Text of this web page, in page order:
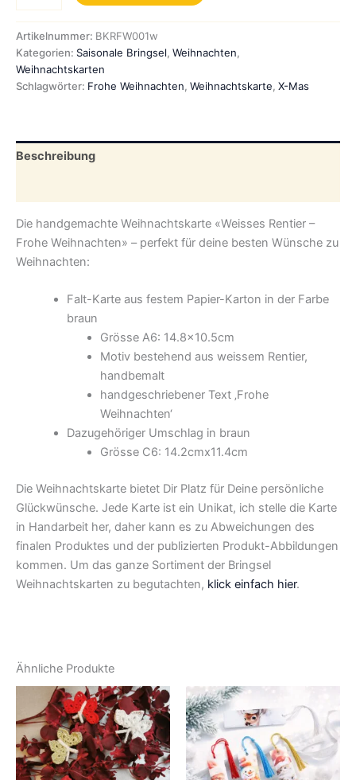
Rentier
-
Frohe
Weihnachten"
Menge
Artikelnummer: BKRFW001w
Kategorien: Saisonale Bringsel, Weihnachten,
Weihnachtskarten
Schlagwörter: Frohe Weihnachten, Weihnachtskarte, X-Mas
Beschreibung
Die handgemachte Weihnachtskarte «Weisses Rentier –
Frohe Weihnachten» – perfekt für deine besten Wünsche zu
Weihnachten:
Falt-Karte aus festem Papier-Karton in der Farbe
braun
Grösse A6: 14.8×10.5cm
Motiv bestehend aus weissem Rentier,
handbemalt
handgeschriebener Text ‚Frohe
Weihnachten‘
Dazugehöriger Umschlag in braun
Grösse C6: 14.2cmx11.4cm
Die Weihnachtskarte bietet Dir Platz für Deine persönliche
Glückwünsche. Jede Karte ist ein Unikat, ich stelle die Karte
in Handarbeit her, daher kann es zu Abweichungen des
finalen Produktes und der publizierten Produkt-Abbildungen
kommen. Um das ganze Sortiment der Bringsel
Weihnachtskarten zu begutachten, klick einfach hier.
Ähnliche Produkte